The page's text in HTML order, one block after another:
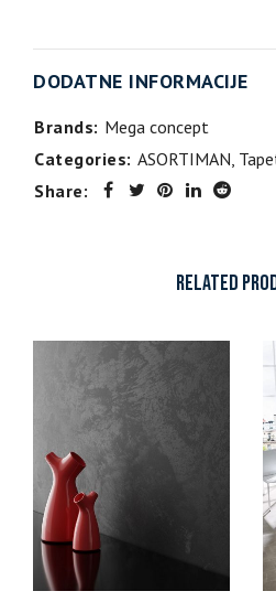
DODATNE INFORMACIJE
Brands: Mega concept
Categories: ASORTIMAN,
Share:
RELATED